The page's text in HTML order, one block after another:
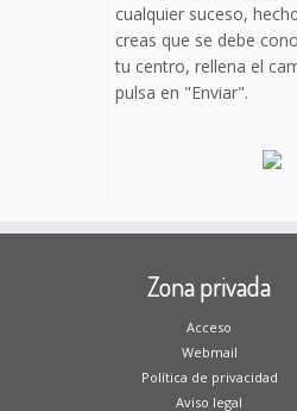
cualquier suceso,
creas que se debe
tu centro, rellena el
pulsa en "Enviar".
Zona privada
Acceso
Webmail
Política de privacidad
Aviso legal